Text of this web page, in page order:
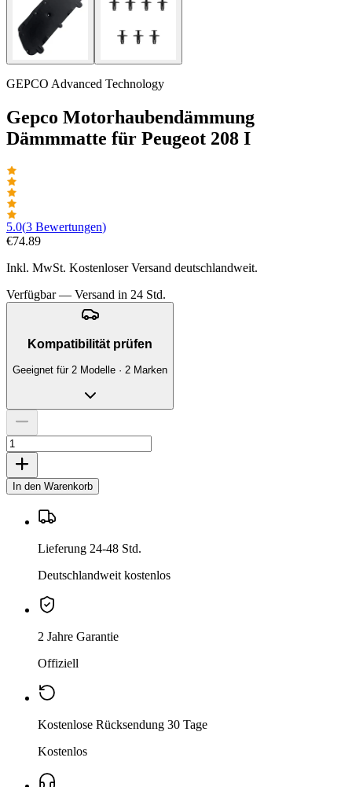
GEPCO Advanced Technology
Gepco Motorhaubendämmung
Dämmmatte für Peugeot 208 I
5.0(3 Bewertungen)
€74.89
Inkl. MwSt. Kostenloser Versand deutschlandweit.
Verfügbar — Versand in 24 Std.
Kompatibilität prüfen
Geeignet für 2 Modelle · 2 Marken
In den Warenkorb
Lieferung 24-48 Std.
Deutschlandweit kostenlos
2 Jahre Garantie
Offiziell
Kostenlose Rücksendung 30 Tage
Kostenlos